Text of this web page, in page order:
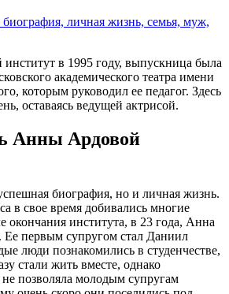
личная жизнь, семья, муж,
в 1995 году, выпускница была
академического театра имени
которым руководил ее педагог. Здесь
оставаясь ведущей актрисой.
Анны Ардовой
биография, но и личная жизнь.
в свое время добивались многие
окончания института, в 23 года, Анна
первым супругом стал Даниил
люди познакомились в студенчестве,
стали жить вместе, однако
позволяла молодым супругам